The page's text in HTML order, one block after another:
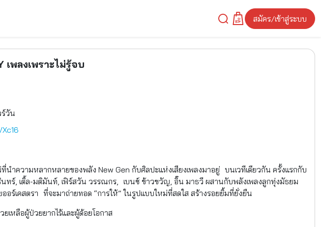
สมัคร/เข้าสู่ระบบ
เพลงเพราะไม่รู้จบ
วัน
นำความหลากหลายของพลัง New Gen กับศิลปะแห่งเสียงเพลงมาอยู่ บนเวทีเดียวกัน ครั้งแรกกับ
ทร์, เติ้ล-มติมันท์, เฟิร์สวัน วรรณกร, เบนซ์ ข้าวขวัญ, อิ๊น มาธวี ผสานกับพลังเพลงลูกทุ่งมัธยม
อร์เคสตรา ที่จะมาถ่ายทอด “การให้” ในรูปแบบใหม่ที่สดใส สร้างรอยยิ้มที่ยั่งยืน
ยเหลือผู้ป่วยยากไร้และผู้ด้อยโอกาส